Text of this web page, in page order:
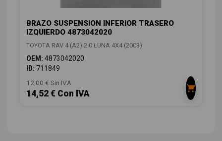
BRAZO SUSPENSION INFERIOR TRASERO
IZQUIERDO 4873042020
TOYOTA RAV 4 (A2) 2.0 LUNA 4X4 (2003)
OEM: 4873042020
ID: 711849
12,00 € Sin IVA
14,52 € Con IVA